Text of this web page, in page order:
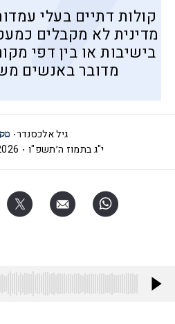
קולות דתיים בעלי
מדינית לא מקבלים
בישיבות או בין דפי
מדובר באנשים
גיל אלכסנדר
י"ג בתמוז ה׳תשפ"ו
18:58